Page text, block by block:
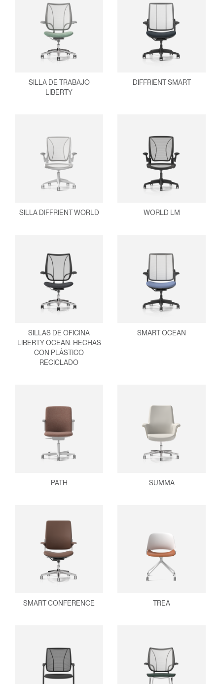
SIGN IN WITH SSO
¿Ha olvidado su
contraseña?
Select
Region
ENTRAR
SILLA DE TRABAJO
LIBERTY
DIFFRIENT SMART
SILLA DIFFRIENT WORLD WORLD LM
SILLAS DE OFICINA
LIBERTY OCEAN: HECHAS
CON PLÁSTICO
RECICLADO
SMART OCEAN
PATH SUMMA
SMART CONFERENCE TREA